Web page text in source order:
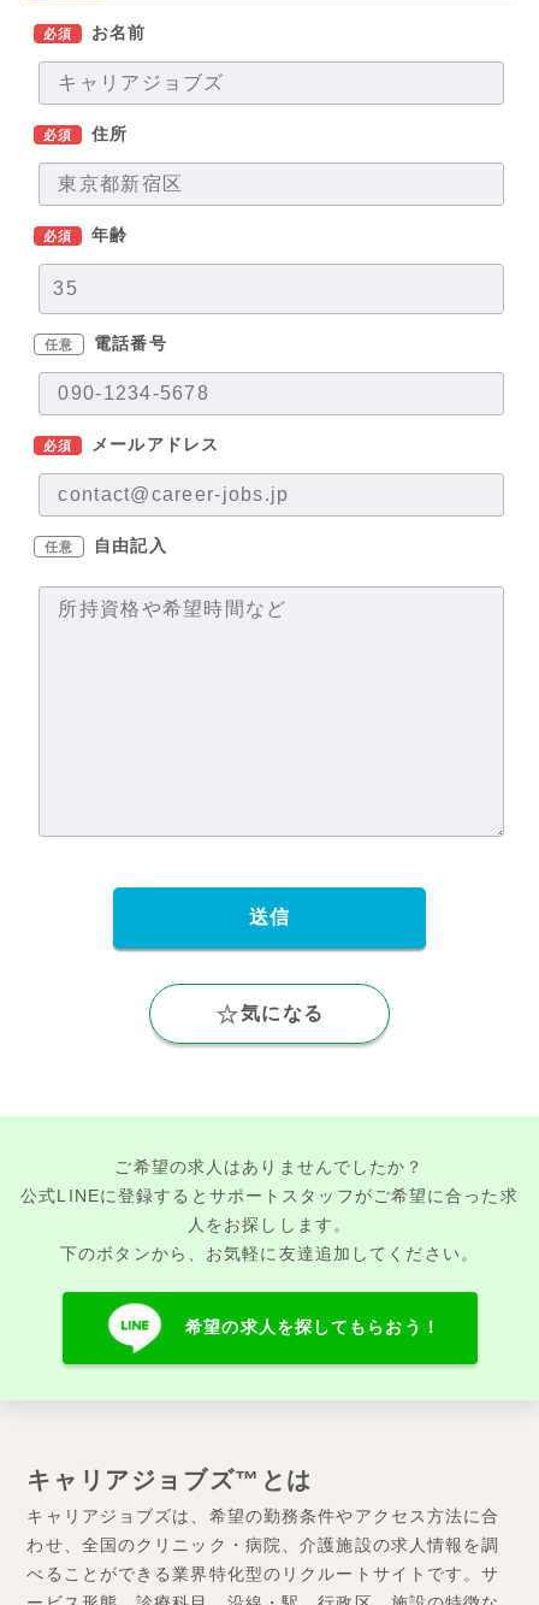
必須 お名前
必須 住所
必須 年齢
任意 電話番号
必須 メールアドレス
任意 自由記入
気になる
ご希望の求人はありませんでしたか？
公式LINEに登録するとサポートスタッフがご希望に合った求
人をお探しします。
下のボタンから、お気軽に友達追加してください。
希望の求人を探してもらおう！
キャリアジョブズ™とは
キャリアジョブズは、希望の勤務条件やアクセス方法に合
わせ、全国のクリニック・病院、介護施設の求人情報を調
べることができる業界特化型のリクルートサイトです。サ